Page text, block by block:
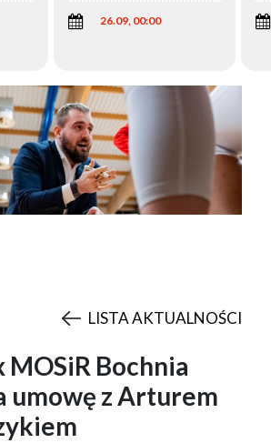
26.09, 00:00
LISTA AKTUALNOŚCI
Bochnia
umowę z Arturem